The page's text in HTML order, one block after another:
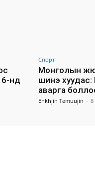
нд
Спорт
Монголын
шинэ
аварга
Enkhjin Temuujin - 8